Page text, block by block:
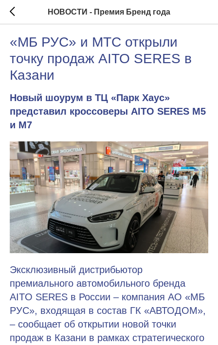
НОВОСТИ - Премия Бренд года
«МБ РУС» и МТС открыли
точку продаж AITO SERES в
Казани
Новый шоурум в ТЦ «Парк Хаус»
представил кроссоверы AITO SERES M5
и M7
Эксклюзивный дистрибьютор
премиального автомобильного бренда
AITO SERES в России – компания АО «МБ
РУС», входящая в состав ГК «АВТОДОМ»,
– сообщает об открытии новой точки
продаж в Казани в рамках стратегического